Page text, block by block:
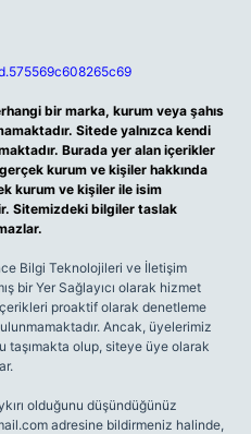
bir marka, kurum veya şahıs
Sitede yalnızca kendi
Burada yer alan içerikler
kurum ve kişiler hakkında
kurum ve kişiler ile isim
Sitemizdeki bilgiler taslak
Bilgi Teknolojileri ve İletişim
bir Yer Sağlayıcı olarak hizmet
proaktif olarak denetleme
Ancak, üyelerimiz
taşımakta olup, siteye üye olarak
olduğunu düşündüğünüz
adresine bildirmeniz halinde,